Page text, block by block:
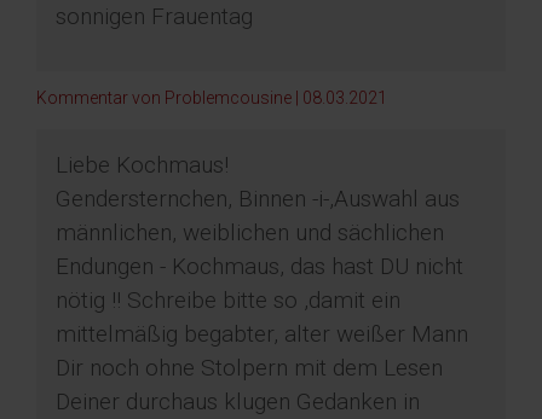
sonnigen Frauentag
Kommentar von Problemcousine | 08.03.2021
Liebe Kochmaus!
Gendersternchen, Binnen -i-,Auswahl aus
männlichen, weiblichen und sächlichen
Endungen - Kochmaus, das hast DU nicht
nötig !! Schreibe bitte so ,damit ein
mittelmäßig begabter, alter weißer Mann
Dir noch ohne Stolpern mit dem Lesen
Deiner durchaus klugen Gedanken in